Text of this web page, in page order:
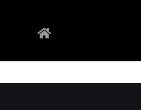
Actualités